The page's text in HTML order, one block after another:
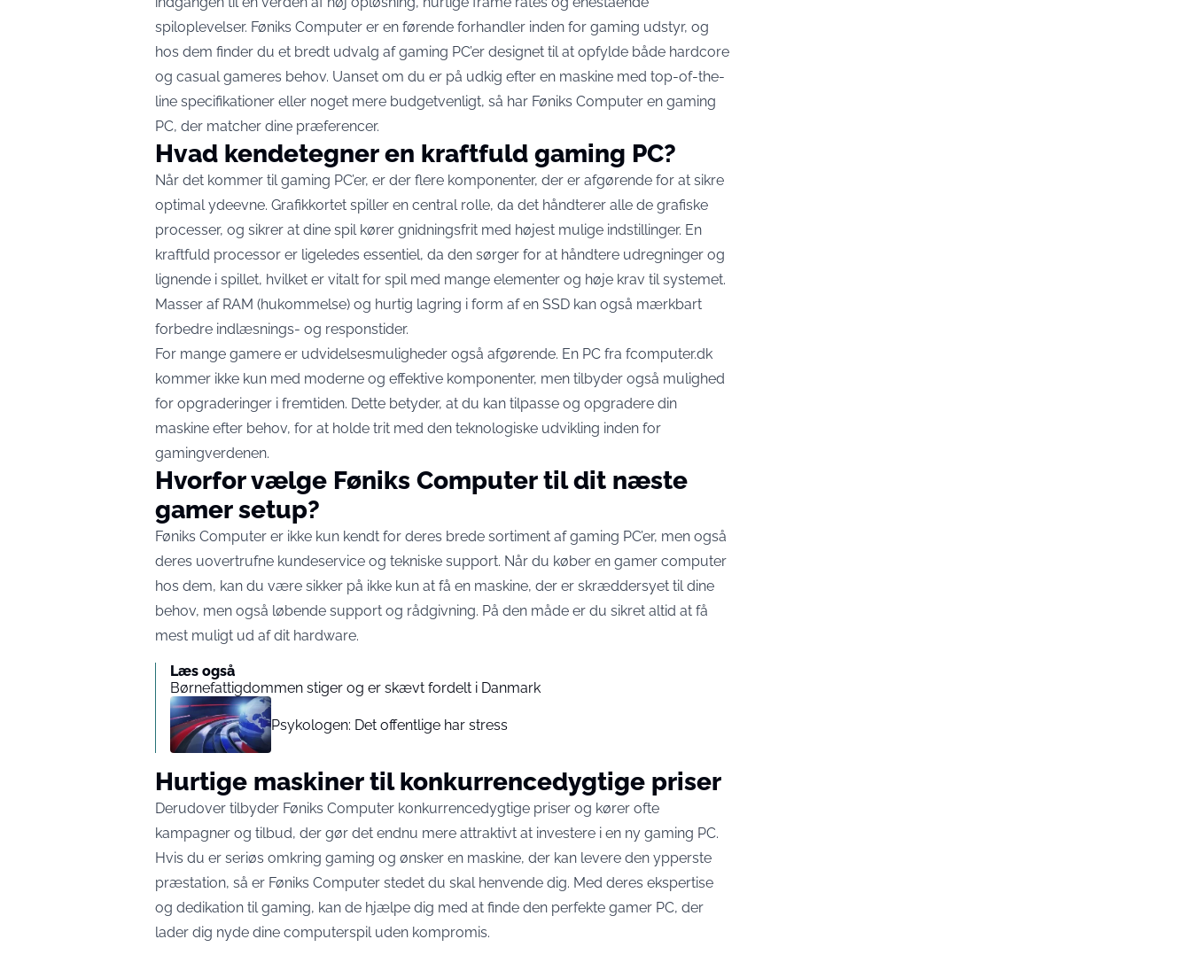
spiloplevelser. Føniks Computer er en førende forhandler inden for gaming udstyr, og
hos dem finder du et bredt udvalg af gaming PC’er designet til at opfylde både hardcore
og casual gameres behov. Uanset om du er på udkig efter en maskine med top-of-the-
line specifikationer eller noget mere budgetvenligt, så har Føniks Computer en gaming
PC, der matcher dine præferencer.
Hvad kendetegner en kraftfuld gaming PC?
Når det kommer til gaming PC’er, er der flere komponenter, der er afgørende for at sikre
optimal ydeevne. Grafikkortet spiller en central rolle, da det håndterer alle de grafiske
processer, og sikrer at dine spil kører gnidningsfrit med højest mulige indstillinger. En
kraftfuld processor er ligeledes essentiel, da den sørger for at håndtere udregninger og
lignende i spillet, hvilket er vitalt for spil med mange elementer og høje krav til systemet.
Masser af RAM (hukommelse) og hurtig lagring i form af en SSD kan også mærkbart
forbedre indlæsnings- og responstider.
For mange gamere er udvidelsesmuligheder også afgørende. En PC fra fcomputer.dk
kommer ikke kun med moderne og effektive komponenter, men tilbyder også mulighed
for opgraderinger i fremtiden. Dette betyder, at du kan tilpasse og opgradere din
maskine efter behov, for at holde trit med den teknologiske udvikling inden for
gamingverdenen.
Hvorfor vælge Føniks Computer til dit næste
gamer setup?
Føniks Computer er ikke kun kendt for deres brede sortiment af gaming PC’er, men også
deres uovertrufne kundeservice og tekniske support. Når du køber en gamer computer
hos dem, kan du være sikker på ikke kun at få en maskine, der er skræddersyet til dine
behov, men også løbende support og rådgivning. På den måde er du sikret altid at få
mest muligt ud af dit hardware.
Læs også
Børnefattigdommen stiger og er skævt fordelt i Danmark
Psykologen: Det offentlige har stress
Hurtige maskiner til konkurrencedygtige priser
Derudover tilbyder Føniks Computer konkurrencedygtige priser og kører ofte
kampagner og tilbud, der gør det endnu mere attraktivt at investere i en ny gaming PC.
Hvis du er seriøs omkring gaming og ønsker en maskine, der kan levere den ypperste
præstation, så er Føniks Computer stedet du skal henvende dig. Med deres ekspertise
og dedikation til gaming, kan de hjælpe dig med at finde den perfekte gamer PC, der
lader dig nyde dine computerspil uden kompromis.